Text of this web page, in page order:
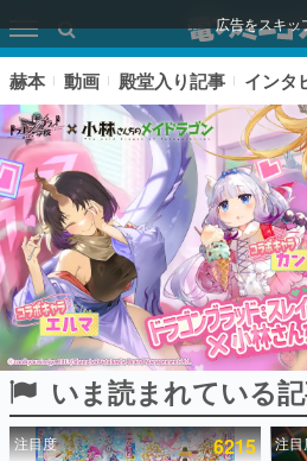
広告をスキッ
ピックアップ
赫本 動画 殿堂入り記事 インタ
いま読まれている
注目度 6215 注目